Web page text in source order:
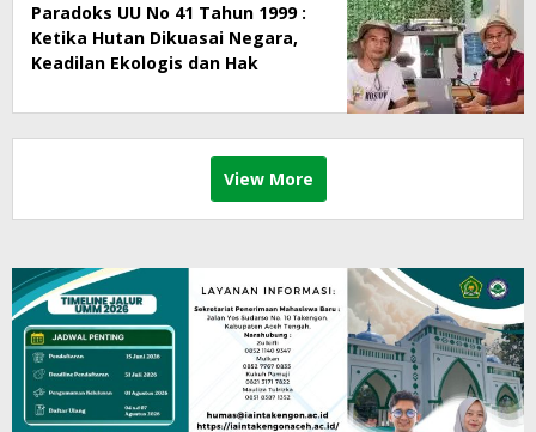
Paradoks UU No 41 Tahun 1999 :
Ketika Hutan Dikuasai Negara,
Keadilan Ekologis dan Hak
View More